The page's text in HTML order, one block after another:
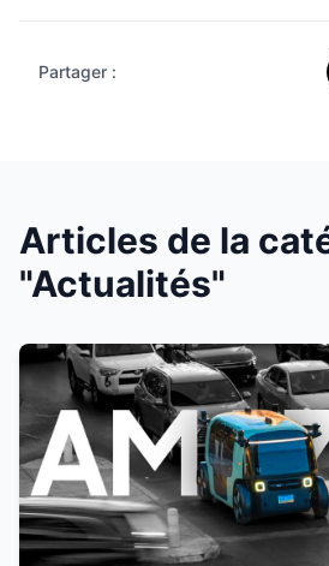
Partager :
Articles de la
"Actualités"